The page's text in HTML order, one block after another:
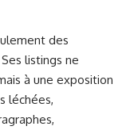
des
listings ne
à une exposition
léchées,